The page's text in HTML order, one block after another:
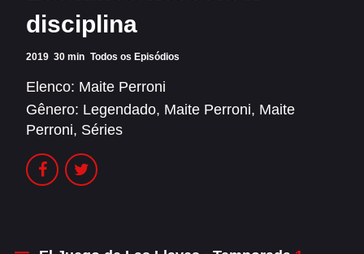
SÉRIES
Christian Chávez
RBD
disciplina
2019 30 min Todos os Episódios
Elenco: Maite Perroni
Gênero: Legendado, Maite Perroni, Maite
Perroni, Séries